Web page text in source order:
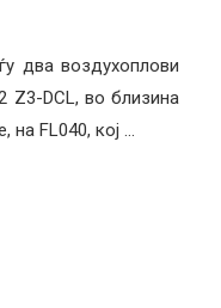
два воздухоплови
Z3-DCL, во близина
на FL040, кој …